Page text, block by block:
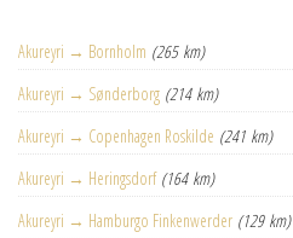
Akureyri → Bornholm (265 km)
Akureyri → Sønderborg (214 km)
Akureyri → Copenhagen Roskilde (241 km)
Akureyri → Heringsdorf (164 km)
Akureyri → Hamburgo Finkenwerder (129 km)